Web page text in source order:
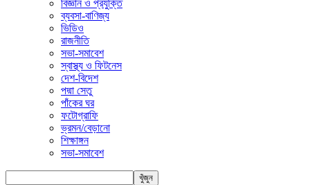
বিজ্ঞান ও প্রযুক্তি
ব্যবসা-বাণিজ্য
ভিডিও
রাজনীতি
সভা-সমাবেশ
স্বাস্থ্য ও ফিটনেস
দেশ-বিদেশ
পদ্মা সেতু
পাঁকের ঘর
ফটোগ্রাফি
ভ্রমন/বেড়ানো
শিক্ষাঙ্গন
সভা-সমাবেশ